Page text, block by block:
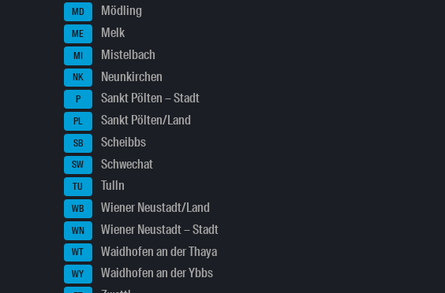
MD Mödling
ME Melk
MI Mistelbach
NK Neunkirchen
P Sankt Pölten – Stadt
PL Sankt Pölten/Land
SB Scheibbs
SW Schwechat
TU Tulln
WB Wiener Neustadt/Land
WN Wiener Neustadt – Stadt
WT Waidhofen an der Thaya
WY Waidhofen an der Ybbs